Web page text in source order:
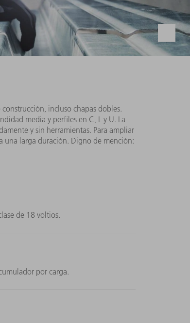
incluso chapas dobles.
media y perfiles en C, L y U. La
y sin herramientas. Para ampliar
una larga duración. Digno de mención:
de 18 voltios.
por carga.